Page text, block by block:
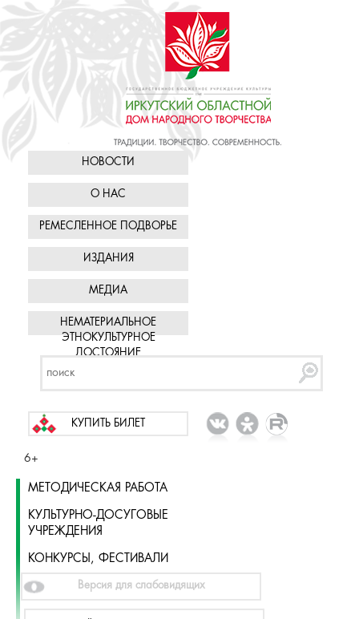
НОВОСТИ
О НАС
РЕМЕСЛЕННОЕ ПОДВОРЬЕ
ИЗДАНИЯ
МЕДИА
НЕМАТЕРИАЛЬНОЕ
ЭТНОКУЛЬТУРНОЕ
ДОСТОЯНИЕ
КУПИТЬ БИЛЕТ
6+
МЕТОДИЧЕСКАЯ РАБОТА
КУЛЬТУРНО-ДОСУГОВЫЕ
УЧРЕЖДЕНИЯ
КОНКУРСЫ, ФЕСТИВАЛИ
Версия для слабовидящих